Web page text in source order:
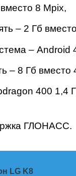
8 Mpix,
– 2 Гб
– Android
– 8 Гб вместо
400 1,4
ГЛОНАСС.
LG K8